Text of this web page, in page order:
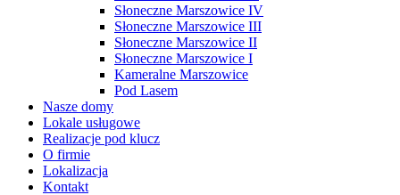
Słoneczne Marszowice IV
Słoneczne Marszowice III
Słoneczne Marszowice II
Słoneczne Marszowice I
Kameralne Marszowice
Pod Lasem
Nasze domy
Lokale usługowe
Realizacje pod klucz
O firmie
Lokalizacja
Kontakt